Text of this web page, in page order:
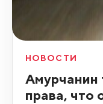
НОВОСТИ
Амурчанин
права, что